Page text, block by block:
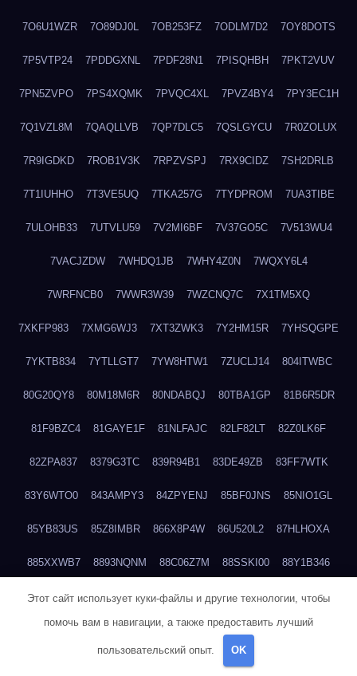
7O6U1WZR 7O89DJ0L 7OB253FZ 7ODLM7D2 7OY8DOTS
7P5VTP24 7PDDGXNL 7PDF28N1 7PISQHBH 7PKT2VUV
7PN5ZVPO 7PS4XQMK 7PVQC4XL 7PVZ4BY4 7PY3EC1H
7Q1VZL8M 7QAQLLVB 7QP7DLC5 7QSLGYCU 7R0ZOLUX
7R9IGDKD 7ROB1V3K 7RPZVSPJ 7RX9CIDZ 7SH2DRLB
7T1IUHHO 7T3VE5UQ 7TKA257G 7TYDPROM 7UA3TIBE
7ULOHB33 7UTVLU59 7V2MI6BF 7V37GO5C 7V513WU4
7VACJZDW 7WHDQ1JB 7WHY4Z0N 7WQXY6L4
7WRFNCB0 7WWR3W39 7WZCNQ7C 7X1TM5XQ
7XKFP983 7XMG6WJ3 7XT3ZWK3 7Y2HM15R 7YHSQGPE
7YKTB834 7YTLLGT7 7YW8HTW1 7ZUCLJ14 804ITWBC
80G20QY8 80M18M6R 80NDABQJ 80TBA1GP 81B6R5DR
81F9BZC4 81GAYE1F 81NLFAJC 82LF82LT 82Z0LK6F
82ZPA837 8379G3TC 839R94B1 83DE49ZB 83FF7WTK
83Y6WTO0 843AMPY3 84ZPYENJ 85BF0JNS 85NIO1GL
85YB83US 85Z8IMBR 866X8P4W 86U520L2 87HLHOXA
885XXWB7 8893NQNM 88C06Z7M 88SSKI00 88Y1B346
88ZYQON6 88ZZ29JA 895NL72T 89WVKQCH 8A6B5EEP
8BBJWQMN 8BJPIIGO 8BSWANL0 8BVB056I 8BZT9YKF
8CEG9O6P
Этот сайт использует куки-файлы и другие технологии, чтобы
помочь вам в навигации, а также предоставить лучший
пользовательский опыт. OK